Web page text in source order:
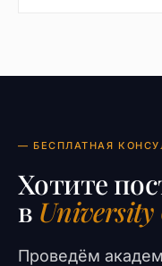
— БЕСПЛАТНАЯ
Хотите
в University
Проведём